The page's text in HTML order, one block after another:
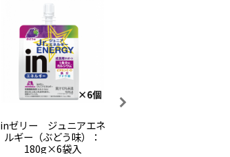
inゼリー　ジュニアエネ
ルギー（ぶどう味）：
180g×6袋入